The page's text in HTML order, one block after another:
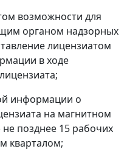
возможности для
органом надзорных
лицензиатом
в ходе
информации о
на магнитном
позднее 15 рабочих
кварталом;